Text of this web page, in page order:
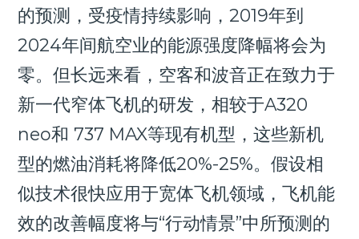
的预测，受疫情持续影响，2019年到
2024年间航空业的能源强度降幅将会为
零。但长远来看，空客和波音正在致力于
新一代窄体飞机的研发，相较于A320
neo和 737 MAX等现有机型，这些新机
型的燃油消耗将降低20%-25%。假设相
似技术很快应用于宽体飞机领域，飞机能
效的改善幅度将与“行动情景”中所预测的